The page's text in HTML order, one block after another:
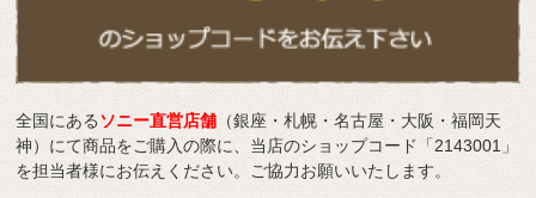
全国にあるソニー直営店舗 （銀座・札幌・名古屋・大阪・福岡天
神）にて商品をご購入の際に、当店のショップコード「2143001」
を担当者様にお伝えください。ご協力お願いいたします。